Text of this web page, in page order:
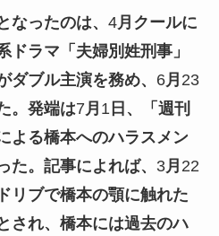
なったのは、 4月クールに
ドラマ「夫婦別姓刑事」
ダブル主演を務め、 6月 23
。発端は7月 1日、「週刊
よる橋本へのハラスメン
た。記事によれば、 3月 22
リブで橋本の顎に触れた
され、橋本には過去のハ